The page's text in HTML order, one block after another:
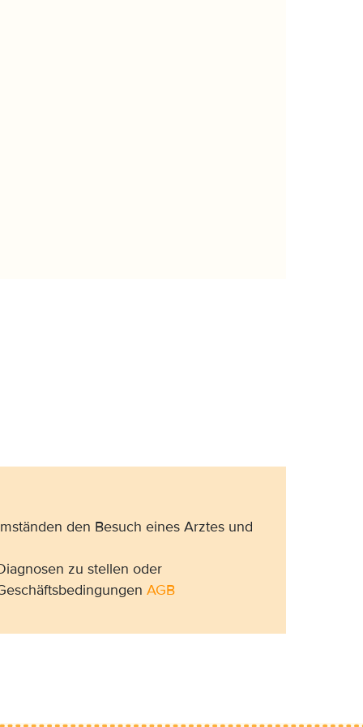
den Besuch eines Arztes und
zu stellen oder
AGB